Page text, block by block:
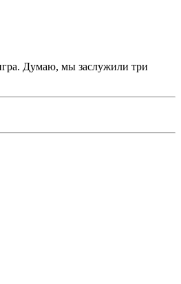
Думаю, мы заслужили три